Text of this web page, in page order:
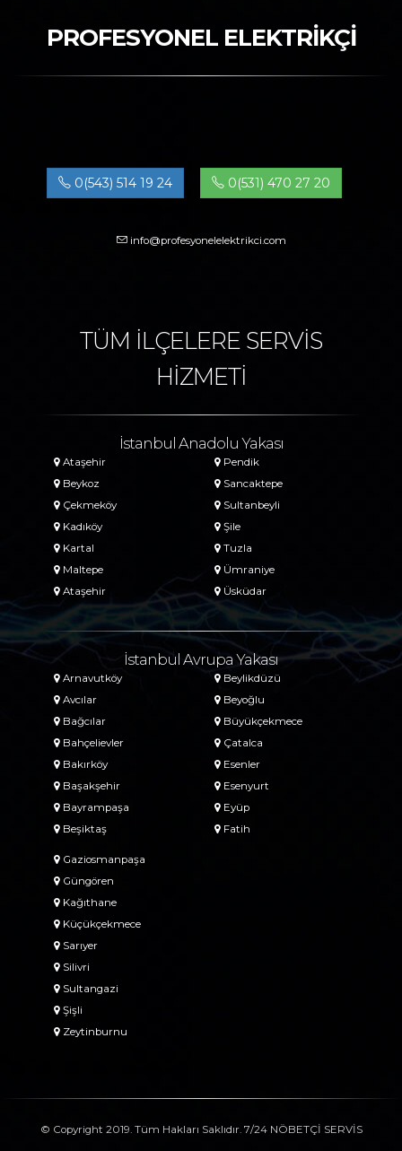
PROFESYONEL ELEKTRİKÇİ
0(543) 514 19 24 0(531) 470 27 20
info@profesyonelelektrikci.com
TÜM İLÇELERE SERVİS
HİZMETİ
İstanbul Anadolu Yakası
Ataşehir
Beykoz
Çekmeköy
Kadıköy
Kartal
Maltepe
Ataşehir
Pendik
Sancaktepe
Sultanbeyli
Şile
Tuzla
Ümraniye
Üsküdar
İstanbul Avrupa Yakası
Arnavutköy
Avcılar
Bağcılar
Bahçelievler
Bakırköy
Başakşehir
Bayrampaşa
Beşiktaş
Beylikdüzü
Beyoğlu
Büyükçekmece
Çatalca
Esenler
Esenyurt
Eyüp
Fatih
Gaziosmanpaşa
Güngören
Kağıthane
Küçükçekmece
Sarıyer
Silivri
Sultangazi
Şişli
Zeytinburnu
© Copyright 2019. Tüm Hakları Saklıdır. 7/24 NÖBETÇİ SERVİS